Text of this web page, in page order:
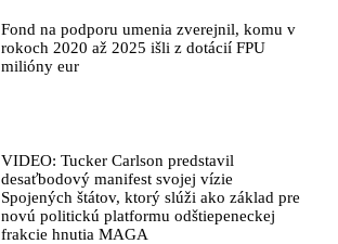
Fond na podporu umenia zverejnil, komu v
rokoch 2020 až 2025 išli z dotácií FPU
milióny eur
VIDEO: Tucker Carlson predstavil
desaťbodový manifest svojej vízie
Spojených štátov, ktorý slúži ako základ pre
novú politickú platformu odštiepeneckej
frakcie hnutia MAGA